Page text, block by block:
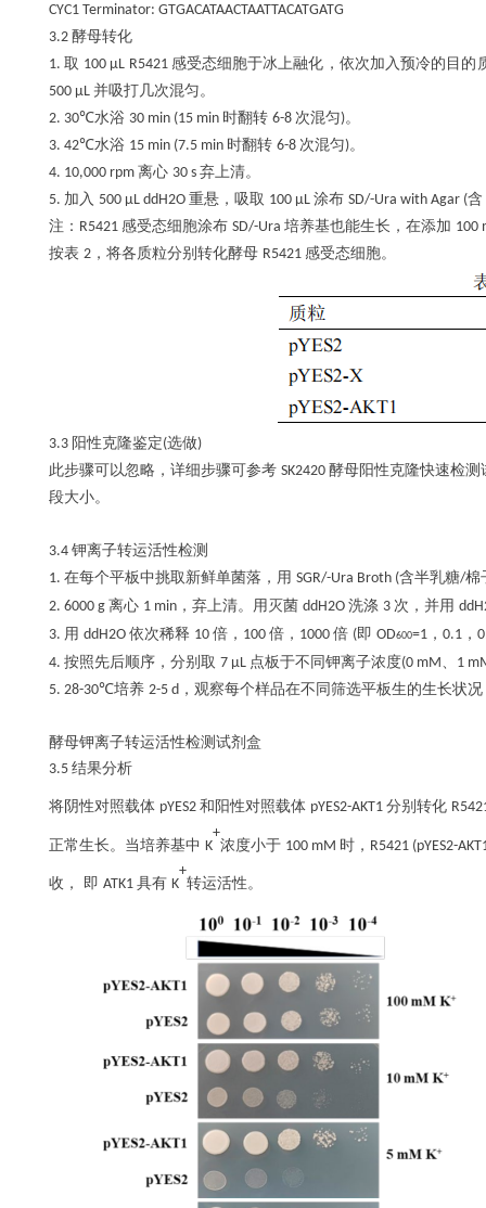
CYC1 Terminator: GTGACATAACTAATTACATGATG
3.2 酵母转化
1.取 100 μL R5421 感受态细胞于冰上融化，依次加入预冷的目的
500 μL 并吸打几次混匀。
2. 30℃水浴 30 min (15 min 时翻转 6-8 次混匀)。
3. 42℃水浴 15 min (7.5 min 时翻转 6-8 次混匀)。
4. 10,000 rpm 离心 30 s 弃上清。
5. 加入 500 μL ddH2O 重悬，吸取 100 μL 涂布 SD/-Ura with Agar (含
注： R5421 感受态细胞涂布 SD/-Ura 培养基也能生长，在添加 100
按表 2 ，将各质粒分别转化酵母 R5421 感受态细胞。
3.3 阳性克隆鉴定(选做)
此步骤可以忽略，详细步骤可参考 SK2420 酵母阳性克隆快速检
段大小。
3.4 钾离子转运活性检测
1. 在每个平板中挑取新鲜单菌落，用 SGR/-Ura Broth (含半乳糖/棉
2. 6000 g 离心 1 min ，弃上清。用灭菌 ddH2O 洗涤 3 次，并用
3. 用 ddH2O 依次稀释 10 倍， 100 倍， 1000 倍 ( 即 OD600=1 ， 0.1 ，
4. 按照先后顺序，分别取 7 μL 点板于不同钾离子浓度(0 mM
1
5. 28-30℃培养 2-5 d ，观察每个样品在不同筛选平板生的生长状
酵母钾离子转运活性检测试剂盒
3.5 结果分析
将阴性对照载体 pYES2 和阳性对照载体 pYES2-AKT1 分别转化
正常生长。当培养基中 K
+
浓度小于 100 mM 时， R5421 (pYES2-
收， 即 ATK1 具有 K
+
转运活性。